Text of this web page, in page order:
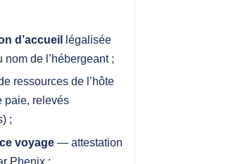
d’accueil
légalisée
nom de l’hébergeant ;
ressources de l’hôte
paie, relevés
;
voyage — attestation
Phenix ;